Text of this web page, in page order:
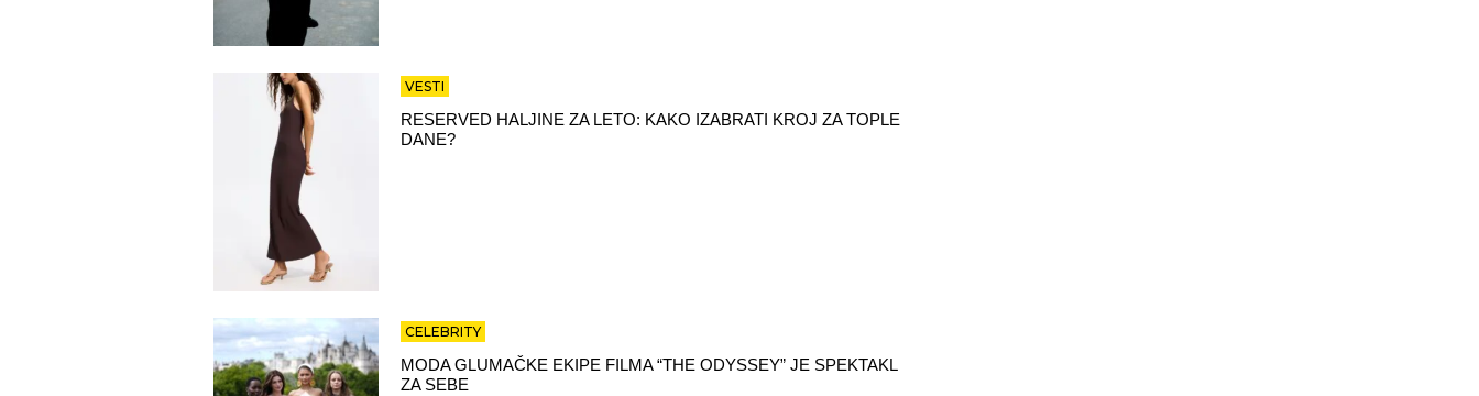
VESTI
RESERVED HALJINE ZA LETO: KAKO IZABRATI KROJ ZA TOPLE
DANE?
CELEBRITY
MODA GLUMAČKE EKIPE FILMA “THE ODYSSEY” JE SPEKTAKL
ZA SEBE